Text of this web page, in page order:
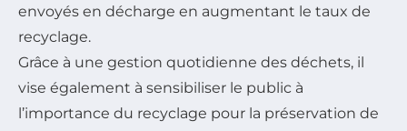
envoyés en décharge en augmentant le taux de
recyclage.
Grâce à une gestion quotidienne des déchets, il
vise également à sensibiliser le public à
l’importance du recyclage pour la préservation de